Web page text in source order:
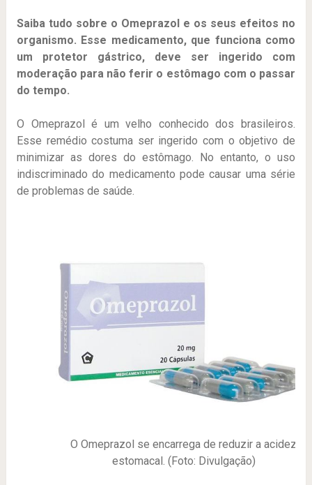
Saiba tudo sobre o Omeprazol e os seus efeitos no
organismo. Esse medicamento, que funciona como
um protetor gástrico, deve ser ingerido com
moderação para não ferir o estômago com o passar
do tempo.
O Omeprazol é um velho conhecido dos brasileiros.
Esse remédio costuma ser ingerido com o objetivo de
minimizar as dores do estômago. No entanto, o uso
indiscriminado do medicamento pode causar uma série
de problemas de saúde.
O Omeprazol se encarrega de reduzir a acidez
estomacal. (Foto: Divulgação)